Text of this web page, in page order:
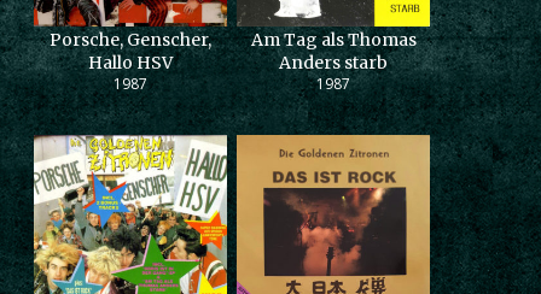
Porsche, Genscher,
Hallo HSV
1987
Am Tag als Thomas
Anders starb
1987